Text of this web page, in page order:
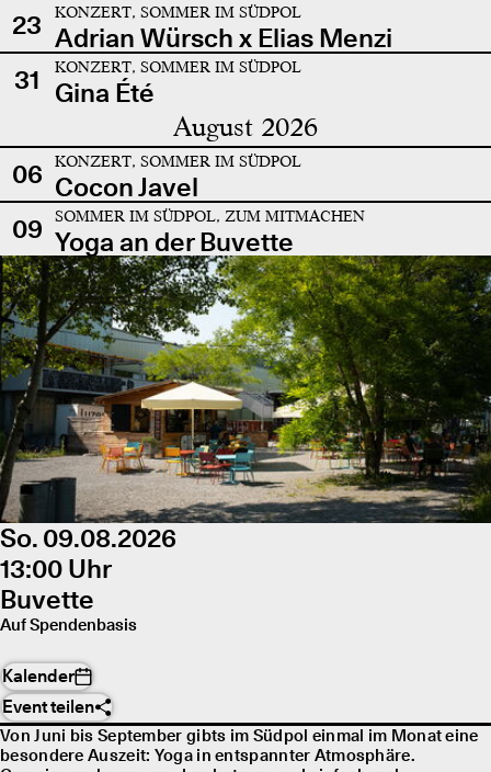
23
KONZERT, SOMMER IM SÜDPOL
Adrian Würsch x Elias Menzi
31
KONZERT, SOMMER IM SÜDPOL
Gina Été
August 2026
06 KONZERT, SOMMER IM SÜDPOL
Cocon Javel
09
SOMMER IM SÜDPOL, ZUM MITMACHEN
Yoga an der Buvette
So. 09.08.2026
13:00 Uhr
Buvette
Auf Spendenbasis
Kalender
Event teilen
Von Juni bis September gibts im Südpol einmal im Monat eine
besondere Auszeit: Yoga in entspannter Atmosphäre.